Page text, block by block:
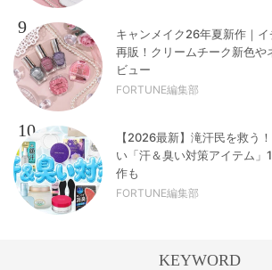
9
キャンメイク26年夏新作｜
再販！クリームチーク新色や
ビュー
FORTUNE編集部
10
【2026最新】滝汗民を救う
い「汗＆臭い対策アイテム」
作も
FORTUNE編集部
KEYWORD